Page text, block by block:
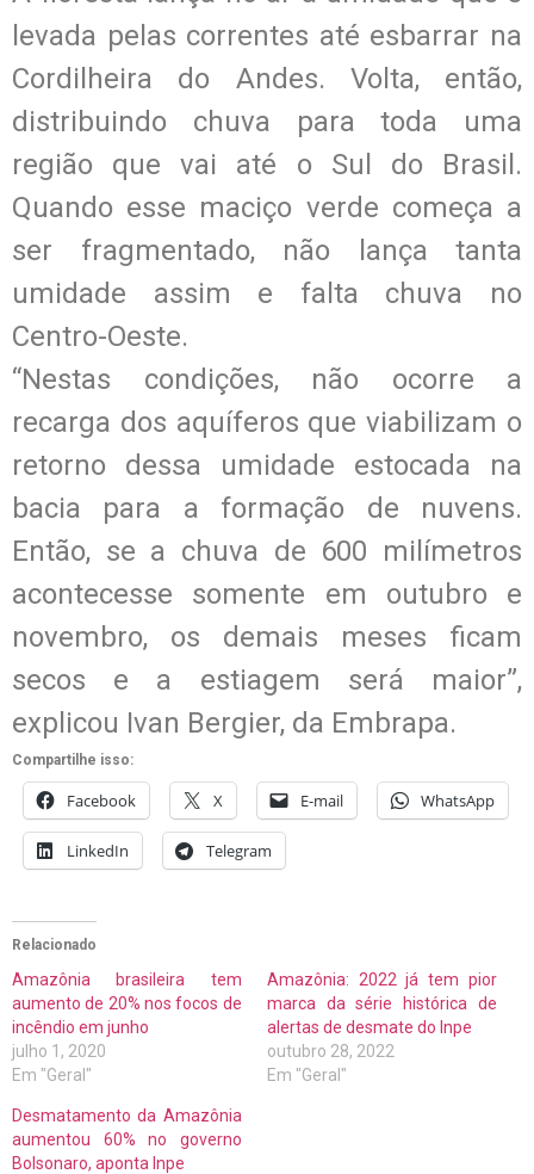
levada pelas correntes até esbarrar na
Cordilheira do Andes. Volta, então,
distribuindo chuva para toda uma
região que vai até o Sul do Brasil.
Quando esse maciço verde começa a
ser fragmentado, não lança tanta
umidade assim e falta chuva no
Centro-Oeste.
“Nestas condições, não ocorre a
recarga dos aquíferos que viabilizam o
retorno dessa umidade estocada na
bacia para a formação de nuvens.
Então, se a chuva de 600 milímetros
acontecesse somente em outubro e
novembro, os demais meses ficam
secos e a estiagem será maior”,
explicou Ivan Bergier, da Embrapa.
Compartilhe isso:
Facebook X E-mail WhatsApp
LinkedIn Telegram
Relacionado
Amazônia brasileira tem
aumento de 20% nos focos de
incêndio em junho
julho 1, 2020
Em "Geral"
Amazônia: 2022 já tem pior
marca da série histórica de
alertas de desmate do Inpe
outubro 28, 2022
Em "Geral"
Desmatamento da Amazônia
aumentou 60% no governo
Bolsonaro, aponta Inpe